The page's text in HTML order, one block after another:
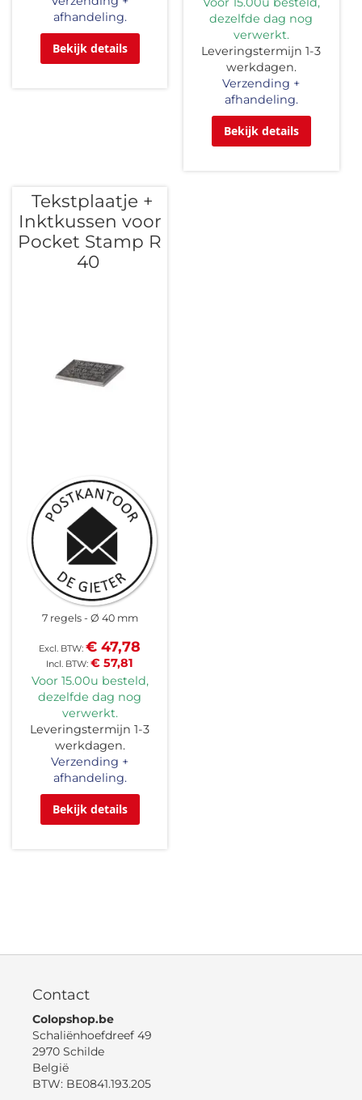
afhandeling.
Bekijk details
dezelfde dag nog
verwerkt.
Leveringstermijn 1-3
werkdagen.
Verzending +
afhandeling.
Bekijk details
Tekstplaatje +
Inktkussen voor
Pocket Stamp R
40
7 regels Ø 40 mm
€ 57,81
€ 47,78
Voor 15.00u besteld,
dezelfde dag nog
verwerkt.
Leveringstermijn 1-3
werkdagen.
Verzending +
afhandeling.
Bekijk details
Contact
Colopshop.be
Schaliënhoefdreef 49
2970 Schilde
België
BTW: BE0841.193.205